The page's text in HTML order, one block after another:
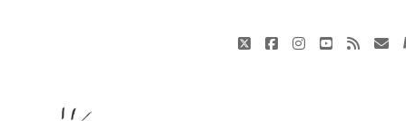
twitterfacebookinstagram
youtube
rss E-